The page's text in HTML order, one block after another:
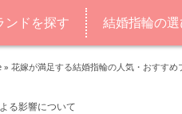
ンドを探す 結婚指輪の
» 花嫁が満足する結婚指輪の人気・おすすめ
る影響について